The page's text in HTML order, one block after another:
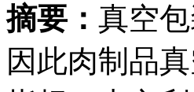
摘要： 真空
因此肉制品